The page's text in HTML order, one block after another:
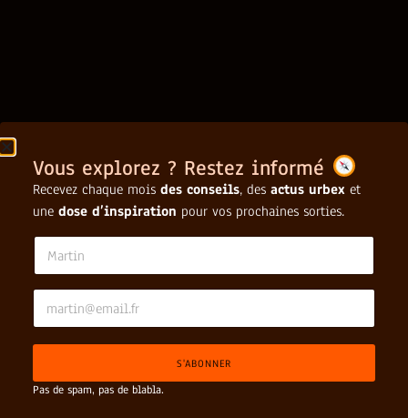
Vous explorez ? Restez informé
Recevez chaque mois des conseils, des actus urbex et
une dose d’inspiration pour vos prochaines sorties.
N
m
e
N
m
e
*
E
a
i
*
S'ABONNER
Pas de spam, pas de blabla.